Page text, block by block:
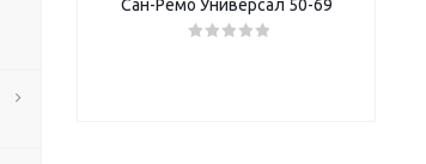
Сан-Ремо Универсал 50-69